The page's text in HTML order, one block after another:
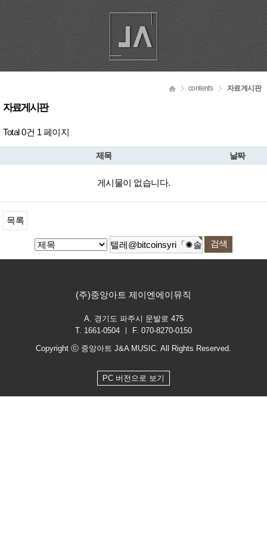
contents 자료게시판
자료게시판
Total 0건 1 페이지
제목 날짜
게시물이 없습니다.
목록
(주)중앙아트 제이엔에이뮤직
A. 경기도 파주시 문발로 475
T. 1661-0504 ㅣ F. 070-8270-0150
Copyright ⓒ 중앙아트 J&A MUSIC. All Rights Reserved.
PC 버전으로 보기